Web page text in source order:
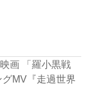
画 「羅小黒戦
MV『走過世界